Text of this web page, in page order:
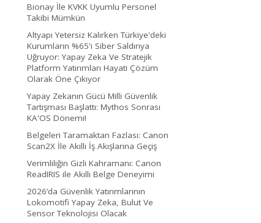
Bionay İle KVKK Uyumlu Personel
Takibi Mümkün
Altyapı Yetersiz Kalırken Türkiye'deki
Kurumların %65'i Siber Saldırıya
Uğruyor: Yapay Zeka Ve Stratejik
Platform Yatırımları Hayati Çözüm
Olarak Öne Çıkıyor
Yapay Zekanın Gücü Milli Güvenlik
Tartışması Başlattı: Mythos Sonrası
KA'OS Dönemi!
Belgeleri Taramaktan Fazlası: Canon
Scan2X İle Akıllı İş Akışlarına Geçiş
Verimliliğin Gizli Kahramanı: Canon
ReadIRIS ile Akıllı Belge Deneyimi
2026’da Güvenlik Yatırımlarının
Lokomotifi Yapay Zeka, Bulut Ve
Sensor Teknolojisi Olacak